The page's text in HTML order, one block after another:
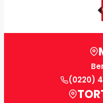
(0220)